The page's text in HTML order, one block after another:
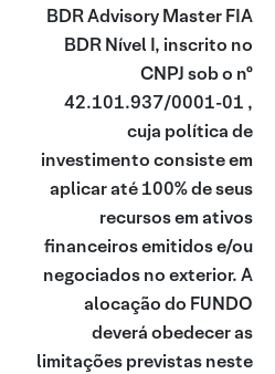
BDR Advisory Master FIA
BDR Nível I, inscrito no
CNPJ sob o nº
42.101.937/0001-01 ,
cuja política de
investimento consiste em
aplicar até 100% de seus
recursos em ativos
financeiros emitidos e/ou
negociados no exterior. A
alocação do FUNDO
deverá obedecer as
limitações previstas neste